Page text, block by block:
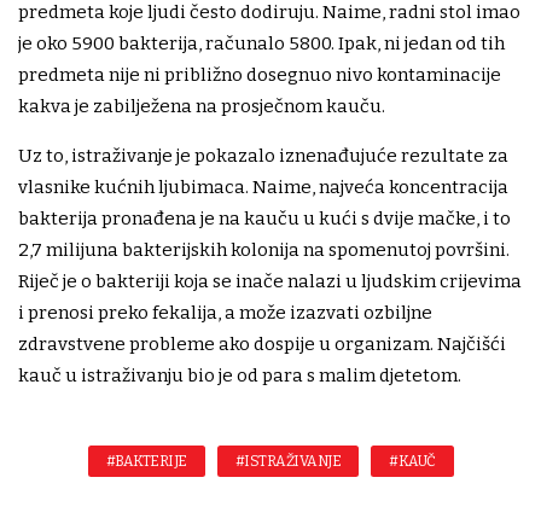
predmeta koje ljudi često dodiruju. Naime, radni stol imao
je oko 5900 bakterija, računalo 5800. Ipak, ni jedan od tih
predmeta nije ni približno dosegnuo nivo kontaminacije
kakva je zabilježena na prosječnom kauču.
Uz to, istraživanje je pokazalo iznenađujuće rezultate za
vlasnike kućnih ljubimaca. Naime, najveća koncentracija
bakterija pronađena je na kauču u kući s dvije mačke, i to
2,7 milijuna bakterijskih kolonija na spomenutoj površini.
Riječ je o bakteriji koja se inače nalazi u ljudskim crijevima
i prenosi preko fekalija, a može izazvati ozbiljne
zdravstvene probleme ako dospije u organizam. Najčišći
kauč u istraživanju bio je od para s malim djetetom.
#BAKTERIJE #ISTRAŽIVANJE #KAUČ